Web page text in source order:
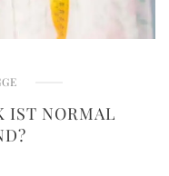
IST NORMAL